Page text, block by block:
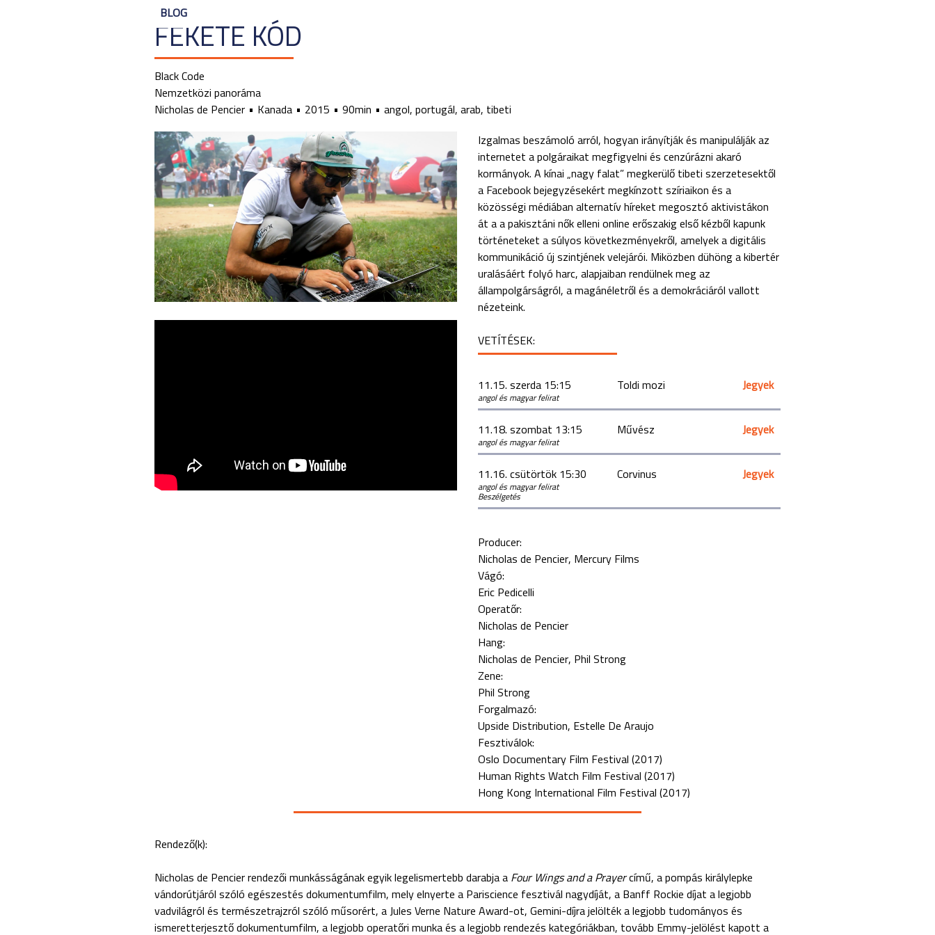
FEKETE KÓD
Black Code
Nemzetközi panoráma
Nicholas de Pencier
Kanada 2015 90min
angol, portugál, arab, tibeti
Izgalmas beszámoló arról, hogyan irányítják és manipulálják az
internetet a polgáraikat megfigyelni és cenzúrázni akaró
kormányok. A kínai „nagy falat” megkerülő tibeti szerzetesektől
a Facebook bejegyzésekért megkínzott szíriaikon és a
közösségi médiában alternatív híreket megosztó aktivistákon
át a a pakisztáni nők elleni online erőszakig első kézből kapunk
történeteket a súlyos következményekről, amelyek a digitális
kommunikáció új szintjének velejárói. Miközben dühöng a kibertér
uralásáért folyó harc, alapjaiban rendülnek meg az
állampolgárságról, a magánéletről és a demokráciáról vallott
nézeteink.
VETÍTÉSEK:
11.15. szerda 15:15 Toldi mozi Jegyek
angol és magyar felirat
11.18. szombat 13:15 Művész Jegyek
angol és magyar felirat
11.16. csütörtök 15:30 Corvinus Jegyek
angol és magyar felirat
Beszélgetés
Producer:
Nicholas de Pencier Mercury Films
Vágó:
Eric Pedicelli
Operatőr:
Nicholas de Pencier
Hang:
Nicholas de Pencier Phil Strong
Zene:
Phil Strong
Forgalmazó:
Upside Distribution, Estelle De Araujo
Fesztiválok:
Oslo Documentary Film Festival​ (2017)
Human Rights Watch Film Festival​ (2017)
Hong Kong International Film Festival​ (2017)
Rendező(k):
Nicholas de Pencier rendezői munkásságának egyik legelismertebb darabja a Four Wings and a Prayercímű, a pompás királylepke
vándorútjáról szóló egészestés dokumentumfilm, mely elnyerte a Pariscience fesztivál nagydíját, a Banff Rockie díjat a legjobb
vadvilágról és természetrajzról szóló műsorért, a Jules Verne Nature Award-ot, Gemini-díjra jelölték a legjobb tudományos és
ismeretterjesztő dokumentumfilm, a legjobb operatőri munka és a legjobb rendezés kategóriákban, tovább Emmy-jelölést kapott a
BLOG